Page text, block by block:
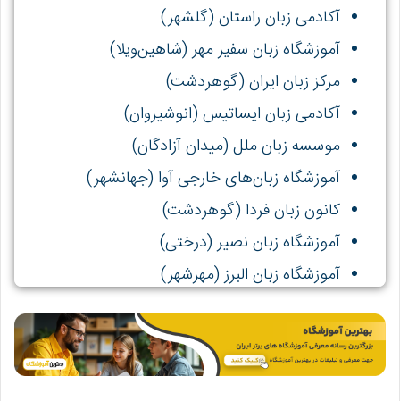
آکادمی زبان راستان (گلشهر)
آموزشگاه زبان سفیر مهر (شاهین‌ویلا)
مرکز زبان ایران (گوهردشت)
آکادمی زبان ایساتیس (انوشیروان)
موسسه زبان ملل (میدان آزادگان)
آموزشگاه زبان‌های خارجی آوا (جهانشهر)
کانون زبان فردا (گوهردشت)
آموزشگاه زبان نصیر (درختی)
آموزشگاه زبان البرز (مهرشهر)